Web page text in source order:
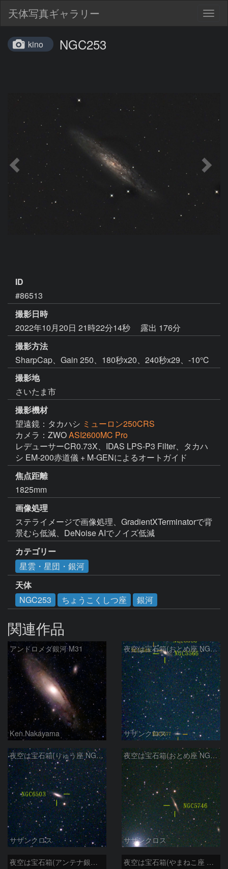
天体写真ギャラリー
kino NGC253
ID
#86513
撮影日時
2022年10月20日 21時22分14秒
露出 176分
撮影方法
SharpCap、Gain 250、180秒x20、240秒x29、-10℃
撮影地
さいたま市
撮影機材
望遠鏡：タカハシ ミューロン250CRS
カメラ：ZWOASI2600MC Pro
レデューサーCR0.73X、IDAS LPS-P3 Filter、タカハ
シ EM-200赤道儀 + M-GENによるオートガイド
焦点距離
1825mm
画像処理
ステライメージで画像処理、GradientXTerminatorで背
景むら低減、DeNoise AIでノイズ低減
カテゴリー
星雲・星団・銀河
天体
NGC253
ちょうこくしつ座 銀河
関連作品
アンドロメダ銀河 M31
Ken.Nakayama
夜空は宝石箱(おとめ座 NGC5566) Seestar50
サザンクロス
夜空は宝石箱(りゅう座 NGC6503) Seestar50
サザンクロス
夜空は宝石箱(おとめ座 NGC5746) Seestar50
サザンクロス
夜空は宝石箱(アンテナ銀河 NGC4038) Seestar50 夜空は宝石箱(やまねこ座 NGC2683) Seestar50